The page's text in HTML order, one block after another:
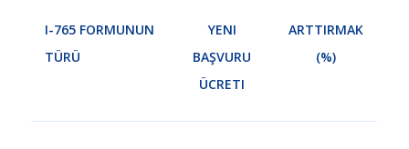
I-765 FORMUNUN
TÜRÜ
YENI
BAŞVURU
ÜCRETI
ARTTIRMAK
(%)